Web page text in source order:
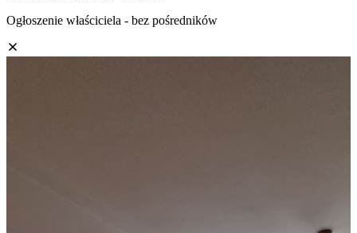
Ogłoszenie właściciela - bez pośredników